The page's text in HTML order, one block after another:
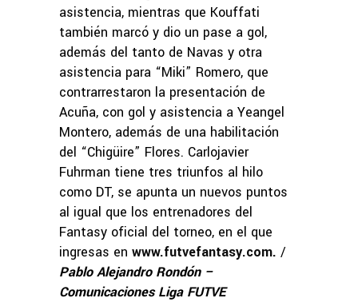
asistencia, mientras que Kouffati
también marcó y dio un pase a gol,
además del tanto de Navas y otra
asistencia para “Miki” Romero, que
contrarrestaron la presentación de
Acuña, con gol y asistencia a Yeangel
Montero, además de una habilitación
del “Chigüire” Flores. Carlojavier
Fuhrman tiene tres triunfos al hilo
como DT, se apunta un nuevos puntos
al igual que los entrenadores del
Fantasy oficial del torneo, en el que
ingresas en www.futvefantasy.com. /
Pablo Alejandro Rondón –
Comunicaciones Liga FUTVE